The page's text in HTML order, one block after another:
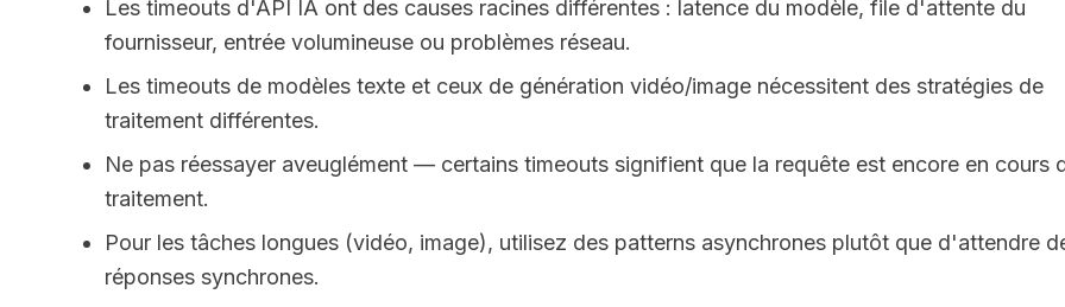
Les timeouts d'API IA ont des causes racines différentes : latence du modèle, file d'attente du
fournisseur, entrée volumineuse ou problèmes réseau.
Les timeouts de modèles texte et ceux de génération vidéo/image nécessitent des stratégies de
traitement différentes.
Ne pas réessayer aveuglément — certains timeouts signifient que la requête est encore en cours
traitement.
Pour les tâches longues (vidéo, image), utilisez des patterns asynchrones plutôt que d'attendre
réponses synchrones.